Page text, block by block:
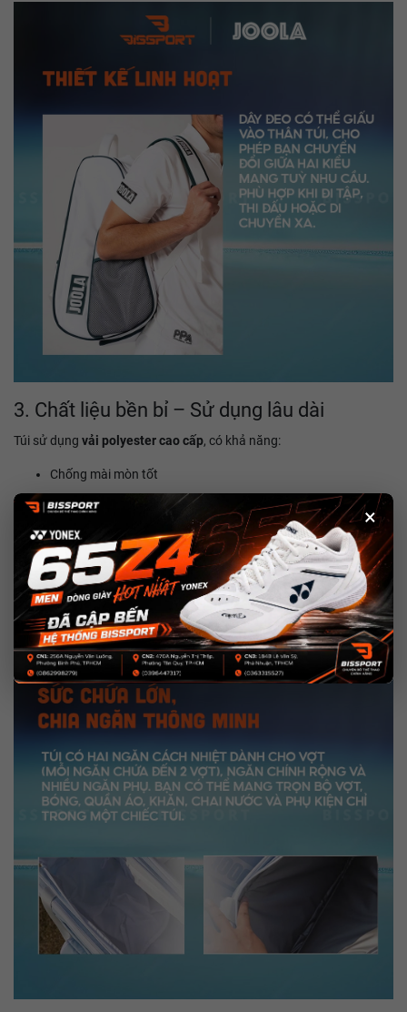
×
3. Chất liệu bền bỉ – Sử dụng lâu dài
Túi sử dụng vải polyester cao cấp, có khả năng:
Chống mài mòn tốt
Ít bám bẩn, dễ lau chùi
Giữ form túi ổn định khi sử dụng lâu dài
Đây là kiểu túi bạn có thể yên tâm dùngtừ tập luyện hàng ngày đến
thi đấu, không lo nhanh xuống cấp.